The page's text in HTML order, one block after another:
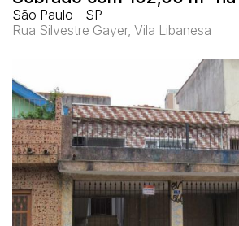
São Paulo - SP
Rua Silvestre Gayer, Vila Libanesa